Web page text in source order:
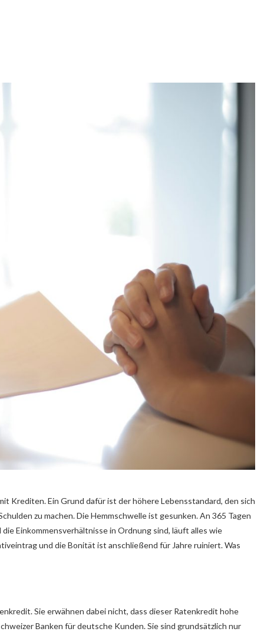
Krediten. Ein Grund dafür ist der höhere Lebensstandard, den sich
zu machen. Die Hemmschwelle ist gesunken. An 365 Tagen
Einkommensverhältnisse in Ordnung sind, läuft alles wie
und die Bonität ist anschließend für Jahre ruiniert. Was
Sie erwähnen dabei nicht, dass dieser Ratenkredit hohe
Banken für deutsche Kunden. Sie sind grundsätzlich nur